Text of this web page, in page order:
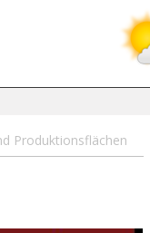
Produktionsflächen